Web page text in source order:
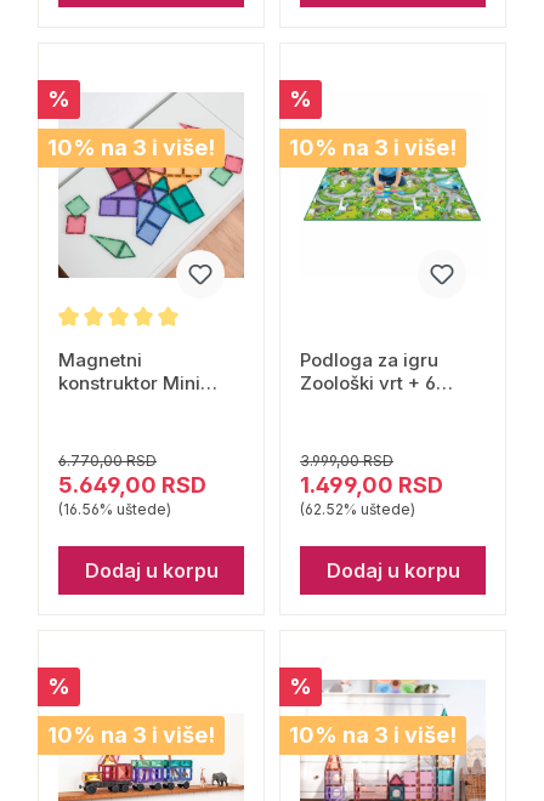
%
10% na 3 i više!
Magnetni
konstruktor Mini
6.770,00 RSD
5.649,00 RSD
(16.56% uštede)
Dodaj u korpu
%
10% na 3 i više!
Podloga za igru
Zoološki vrt + 6
3.999,00 RSD
1.499,00 RSD
(62.52% uštede)
Dodaj u korpu
%
10% na 3 i više!
%
10% na 3 i više!